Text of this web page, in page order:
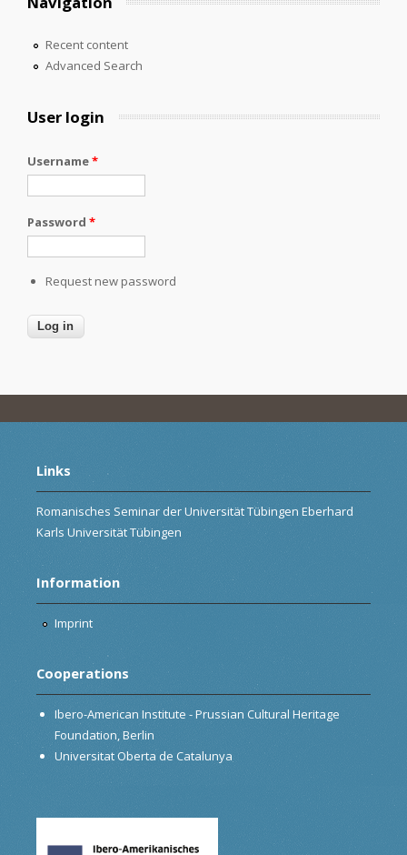
Recent content
Advanced Search
User login
Username*
Password *
Request new password
Links
Romanisches Seminar der Universität Tübingen Eberhard
Karls Universität Tübingen
Information
Imprint
Cooperations
Ibero-American Institute - Prussian Cultural Heritage
Foundation, Berlin
Universitat Oberta de Catalunya